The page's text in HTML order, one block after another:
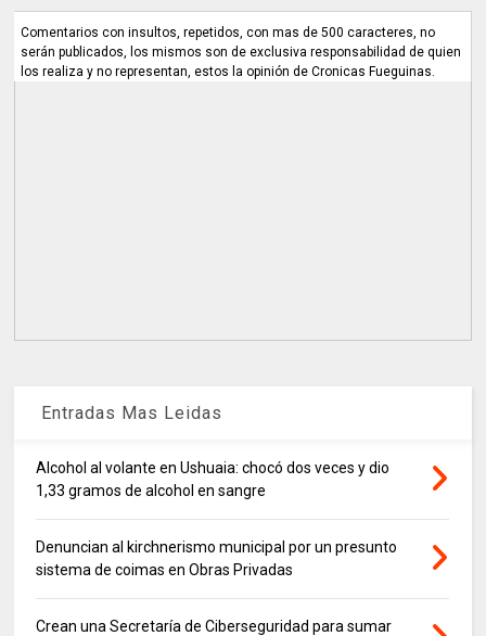
Comentarios con insultos, repetidos, con mas de 500 caracteres, no
serán publicados, los mismos son de exclusiva responsabilidad de quien
los realiza y no representan, estos la opinión de Cronicas Fueguinas.
Entradas Mas Leidas
Alcohol al volante en Ushuaia: chocó dos veces y dio
1,33 gramos de alcohol en sangre
Denuncian al kirchnerismo municipal por un presunto
sistema de coimas en Obras Privadas
Crean una Secretaría de Ciberseguridad para sumar